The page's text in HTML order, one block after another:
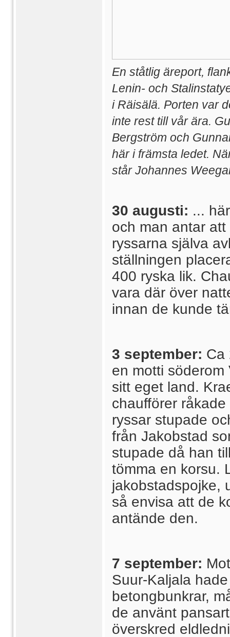
En ståtlig äreport,
Lenin- och
i Räisälä. Porten var
inte rest till vår ära.
Bergström och
här i främsta ledet.
står Johannes
30 augusti: ...
och man antar
ryssarna själva
ställningen
400 ryska lik.
vara där över
innan de kunde
3 september: Ca
en motti
sitt eget land.
chaufförer
ryssar stupade
från Jakobstad
stupade då han
tömma en korsu.
jakobstadspojke,
så envisa att de
antände den.
7 september:
Suur-Kaljala
betongbunkrar,
de använt
överskred